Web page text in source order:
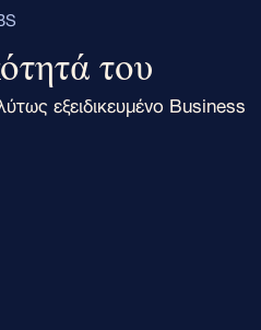
του
εξειδικευμένο Business